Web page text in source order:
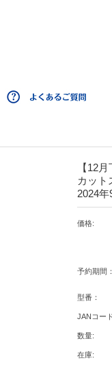
【12
カット
2024年
価格:
予約期間：
型番：
JANコー
数量:
在庫: